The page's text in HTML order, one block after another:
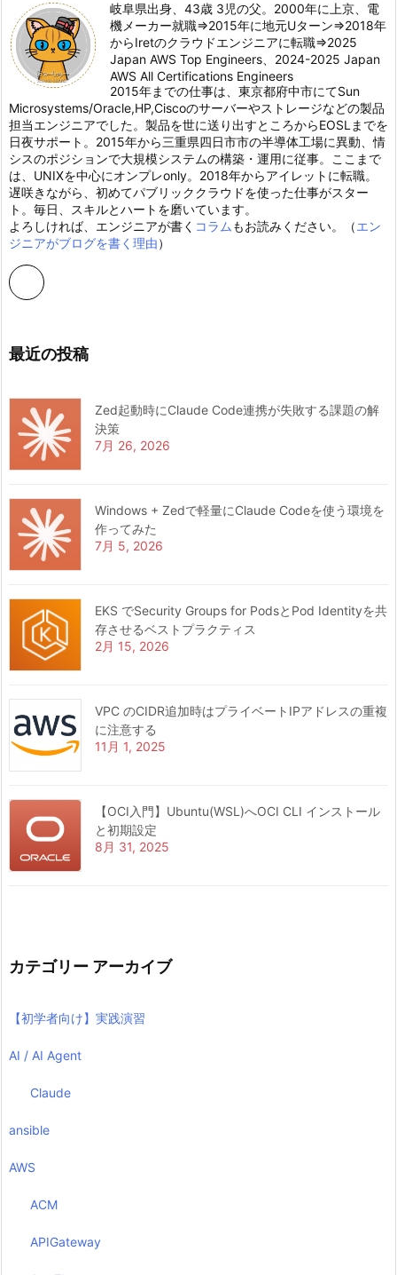
岐阜県出身、43歳 3児の父。2000年に上京、電
機メーカー就職⇒2015年に地元Uターン⇒2018年
からIretのクラウドエンジニアに転職⇒2025
Japan AWS Top Engineers、2024-2025 Japan
AWS All Certifications Engineers
2015年までの仕事は、東京都府中市にてSun
Microsystems/Oracle,HP,Ciscoのサーバーやストレージなどの製品
担当エンジニアでした。製品を世に送り出すところからEOSLまでを
日夜サポート。2015年から三重県四日市市の半導体工場に異動、情
シスのポジションで大規模システムの構築・運用に従事。ここまで
は、UNIXを中心にオンプレonly。2018年からアイレットに転職。
遅咲きながら、初めてパブリッククラウドを使った仕事がスター
ト。毎日、スキルとハートを磨いています。
よろしければ、エンジニアが書く コラム もお読みください。（エン
ジニアがブログを書く理由）
最近の投稿
Zed起動時にClaude Code連携が失敗する課題の解
決策
7月 26, 2026
Windows + Zedで軽量にClaude Codeを使う環境を
作ってみた
7月 5, 2026
EKS でSecurity Groups for PodsとPod Identityを共
存させるベストプラクティス
2月 15, 2026
VPC のCIDR追加時はプライベートIPアドレスの重複
に注意する
11月 1, 2025
【OCI入門】Ubuntu(WSL)へOCI CLI インストール
と初期設定
8月 31, 2025
カテゴリー アーカイブ
【初学者向け】実践演習
AI / AI Agent
Claude
ansible
AWS
ACM
APIGateway